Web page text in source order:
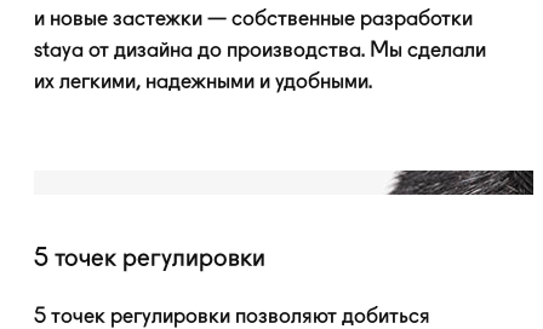
и новые застежки — собственные разработки
staya от дизайна до производства. Мы сделали
их легкими, надежными и удобными.
5 точек регулировки
5 точек регулировки позволяют добиться